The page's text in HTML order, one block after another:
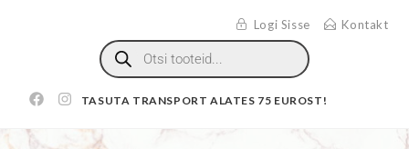
Logi Sisse Kontakt
TASUTA TRANSPORT ALATES 75 EUROST!